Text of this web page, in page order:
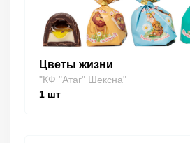
Цветы жизни
"КФ "Атаг" Шексна"
1 шт